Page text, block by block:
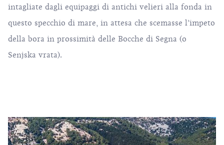
intagliate dagli equipaggi di antichi velieri alla fonda in
questo specchio di mare, in attesa che scemasse l’impeto
della bora in prossimità delle Bocche di Segna (o
Senjska vrata).